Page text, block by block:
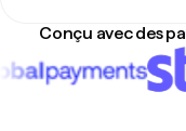
Conçu avec des